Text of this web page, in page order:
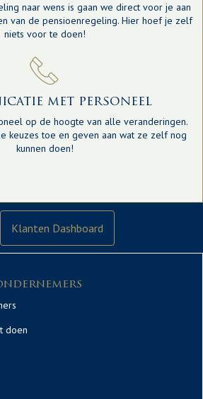
naar wens is gaan we direct voor je aan
van de pensioenregeling. Hier hoef je zelf
niets voor te doen!
met personeel
op de hoogte van alle veranderingen.
keuzes toe en geven aan wat ze zelf nog
kunnen doen!
Klanten Dashboard
doen